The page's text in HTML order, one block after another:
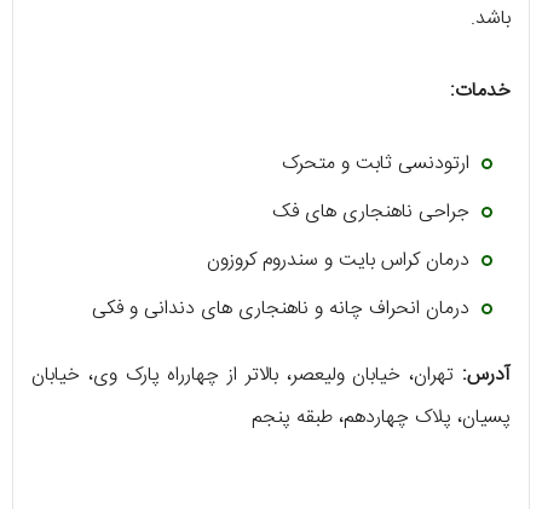
‌باشد.
خدمات:
ارتودنسی ثابت و متحرک
جراحی ناهنجاری ‌های فک
درمان کراس بایت و سندروم کروزون
درمان انحراف چانه و ناهنجاری‌ های دندانی و فکی
آدرس: تهران، خیابان ولیعصر، بالاتر از چهارراه پارک وی، خیابان
پسیان، پلاک چهاردهم، طبقه پنجم